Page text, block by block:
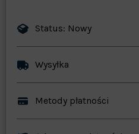
Status: Nowy
Wysyłka
Metody płatności